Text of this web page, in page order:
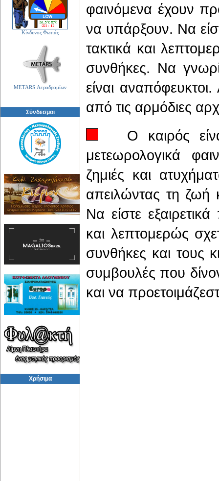
Κίνδυνος Φωτιάς
METARS Αεροδρομίων
Σύνδεσμοι
Χρήσιμα
φαινόμενα έχουν
να υπάρξουν. Να
τακτικά και
συνθήκες. Να
είναι
από τις αρμόδιες
Ο καιρός είναι
μετεωρολογικά
ζημιές και
απειλώντας τη ζωή
Να είστε
και λεπτομερώς
συνθήκες και τους
συμβουλές που
και να